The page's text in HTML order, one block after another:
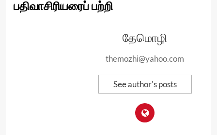
பதிவாசிரியரைப் பற்றி
தேமொழி
themozhi@yahoo.com
See author's posts